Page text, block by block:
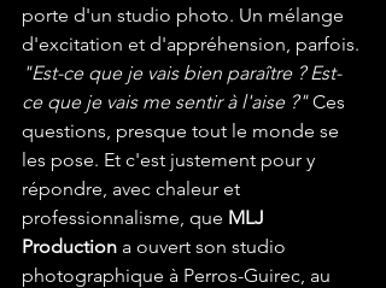
porte d'un studio photo. Un mélange
d'excitation et d'appréhension, parfois.
"Est-ce que je vais bien paraître ? Est-
ce que je vais me sentir à l'aise ?" Ces
questions, presque tout le monde se
les pose. Et c'est justement pour y
répondre, avec chaleur et
professionnalisme, que MLJ
Production a ouvert son studio
photographique à Perros-Guirec, au